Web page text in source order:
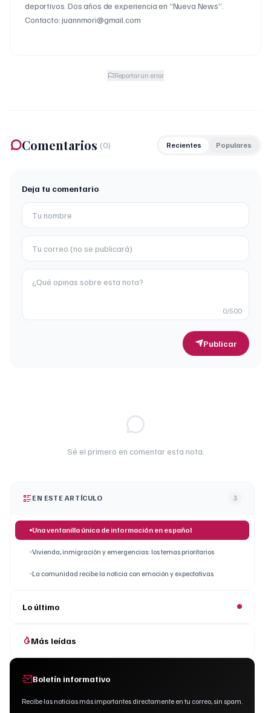
deportivos. Dos años de experiencia en “Nueva News”.
Contacto: juannmori@gmail.com
Reportar un error
Comentarios (0) Recientes Populares
Deja tu comentario
0/500
Publicar
Sé el primero en comentar esta nota.
EN ESTE ARTÍCULO 3
Una ventanilla única de información en español
Vivienda, inmigración y emergencias: los temas prioritarios
La comunidad recibe la noticia con emoción y expectativas
Lo último
Más leídas
Boletín informativo
Recibe las noticias más importantes directamente en tu correo, sin spam.